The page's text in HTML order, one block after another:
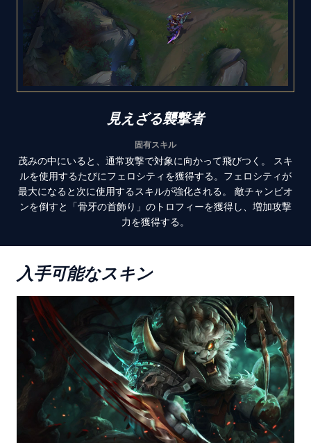
見えざる襲撃者
固有スキル
茂みの中にいると、通常攻撃で対象に向かって飛びつく。 スキ
ルを使用するたびにフェロシティを獲得する。フェロシティが
最大になると次に使用するスキルが強化される。 敵チャンピオ
ンを倒すと「骨牙の首飾り」のトロフィーを獲得し、増加攻撃
力を獲得する。
入手可能なスキン